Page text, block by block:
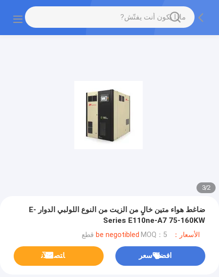
2
/
3
ضاغط هواء متين خالٍ من الزيت من النوع اللولبي الدوار E-
Series E110ne-A7 75-160KW
الأسعار：be negotibled MOQ：5 قطع
افضل سعر ﺎﺘﺼﻟ ﺍﻶﻧ